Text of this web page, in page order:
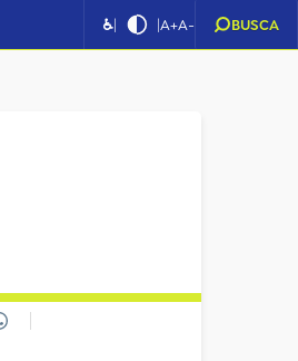
♿| |A+A- BUSCA